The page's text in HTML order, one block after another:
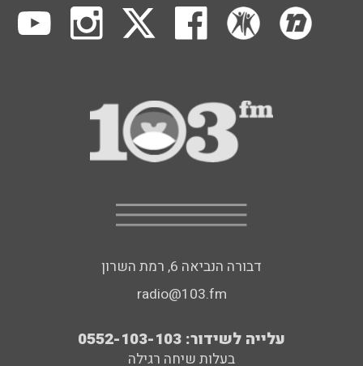
דבורה הנביאה 6, רמת השרון
radio@103.fm
עלייה לשידור: 0552-103-103
בעלות שיחה רגילה